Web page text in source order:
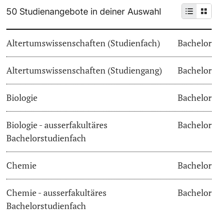
Doktorierende
Fördernde & Alumni
weitere Informationen
Informationen, Veranstaltungen & Schnuppern
Studienberatung
Studienfachberatung
Im Studium
Vorlesungsverzeichnis
Belegen
Weiterbildung
Universität
50 Studienangebote in deiner Auswahl
Altertumswissenschaften (Studienfach) Bachelor
Altertumswissenschaften (Studiengang) Bachelor
Biologie Bachelor
Biologie - ausserfakultäres
Bachelorstudienfach
Bachelor
Chemie Bachelor
Chemie - ausserfakultäres
Bachelorstudienfach
Bachelor